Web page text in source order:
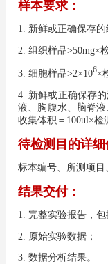
样本要求：
1. 新鲜或正确保存的
2. 组织样品>50mg×
3. 细胞样品>2×106×
4. 新鲜或正确保存
液、胸腹水、脑脊
收集体积＝100ul×检
待检测目的详细
标本编号、所测项目
结果交付：
1. 完整实验报告，
2. 原始实验数据；
3. 数据分析结果。